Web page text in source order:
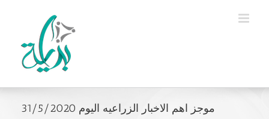
موجز اهم الاخبار الزراعيه اليوم 31/5/2020